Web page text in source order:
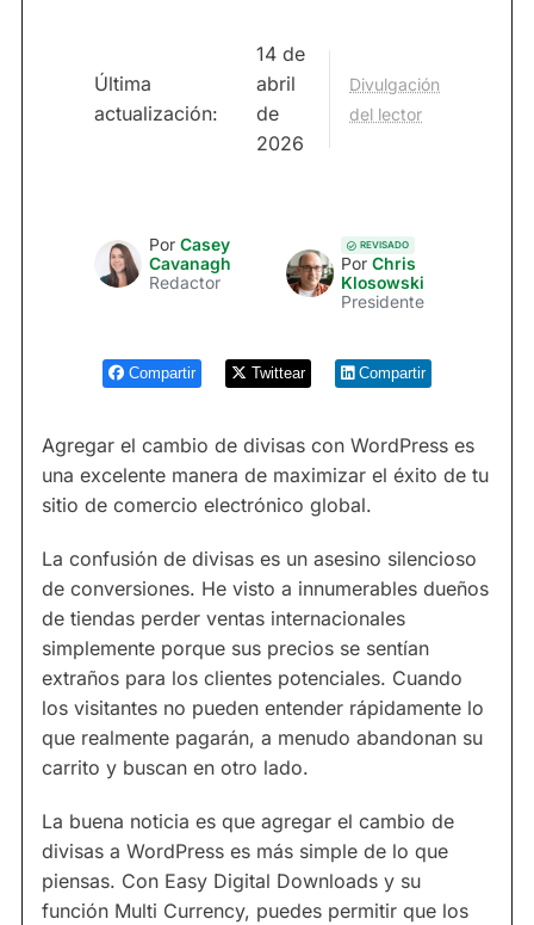
Última
actualización:
14 de
abril
de
2026
Divulgación
del lector
Por Casey
Cavanagh
Redactor
REVISADO
Por Chris
Klosowski
Presidente
Compartir Twittear Compartir
Agregar el cambio de divisas con WordPress es
una excelente manera de maximizar el éxito de tu
sitio de comercio electrónico global.
La confusión de divisas es un asesino silencioso
de conversiones. He visto a innumerables dueños
de tiendas perder ventas internacionales
simplemente porque sus precios se sentían
extraños para los clientes potenciales. Cuando
los visitantes no pueden entender rápidamente lo
que realmente pagarán, a menudo abandonan su
carrito y buscan en otro lado.
La buena noticia es que agregar el cambio de
divisas a WordPress es más simple de lo que
piensas. Con Easy Digital Downloads y su
función Multi Currency, puedes permitir que los